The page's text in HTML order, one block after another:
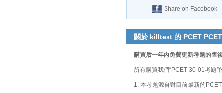
Share on Facebook
關於 killtest 的 PCET
購買后一年內免費更新考題的售
所有購買我們“PCET-30-01考題
1. 本考題源自對目前最新的